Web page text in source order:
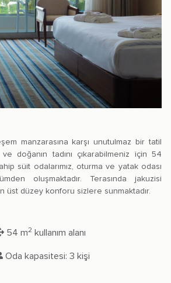
manzarasına karşı unutulmaz bir tatil
doğanın tadını çıkarabilmeniz için 54
süit odalarımız, oturma ve yatak odası
oluşmaktadır. Terasında jakuzisi
üst düzey konforu sizlere sunmaktadır.
54 m2 kullanım alanı
Oda kapasitesi: 3 kişi